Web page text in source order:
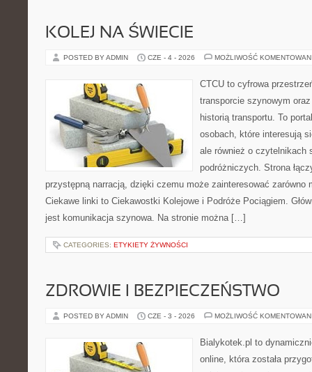
KOLEJ NA ŚWIECIE
POSTED BY ADMIN CZE - 4 - 2026 MOŻLIWOŚĆ
CTCU to cyfrowa
transporcie szynowym
historią transportu. To
osobach, które interesują
ale również o czytelnikach
podróżniczych. Strona
przystępną narracją, dzięki czemu może zainteresować zarówno
Ciekawe linki to Ciekawostki Kolejowe i Podróże Pociągiem.
jest komunikacja szynowa. Na stronie można […]
CATEGORIES: ETYKIETY ŻYWNOŚCI
ZDROWIE I BEZPIECZEŃSTWO
POSTED BY ADMIN CZE - 3 - 2026 MOŻLIWOŚĆ
Bialykotek.pl to
online, która została